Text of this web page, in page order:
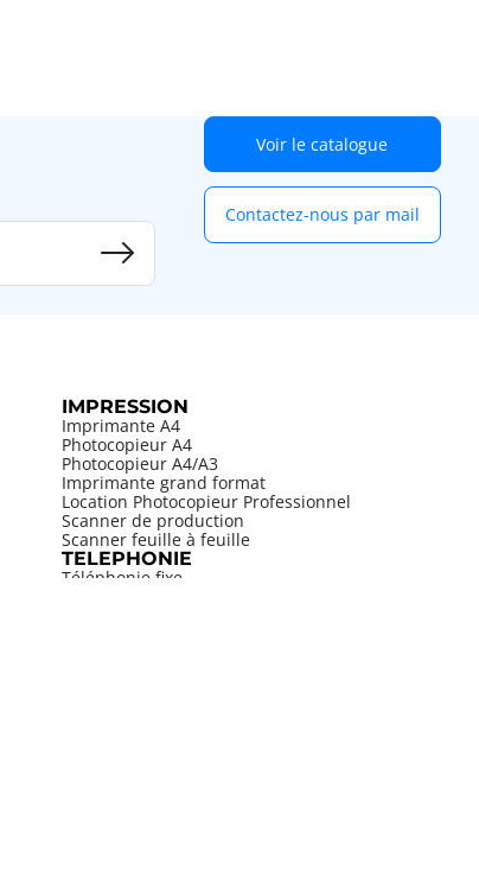
Voir le catalogue
Contactez-nous par mail
IMPRESSION
Imprimante A4
Photocopieur A4
Photocopieur A4/A3
Imprimante grand format
Location Photocopieur Professionnel
Scanner de production
Scanner feuille à feuille
TELEPHONIE
Téléphonie fixe